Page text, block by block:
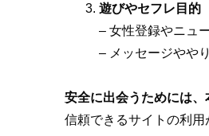
遊びやセフレ目的
– 女性登録やニュ
– メッセージやや
安全に出会うためには、
信頼できるサイトの利用